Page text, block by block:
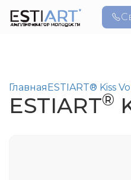
ГлавнаяESTIART® Kiss
ESTIART®